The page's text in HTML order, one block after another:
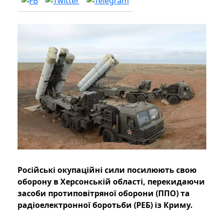
Російські окупаційні сили посилюють свою
оборону в Херсонській області, перекидаючи
засоби протиповітряної оборони (ППО) та
радіоелектронної боротьби (РЕБ) із Криму.